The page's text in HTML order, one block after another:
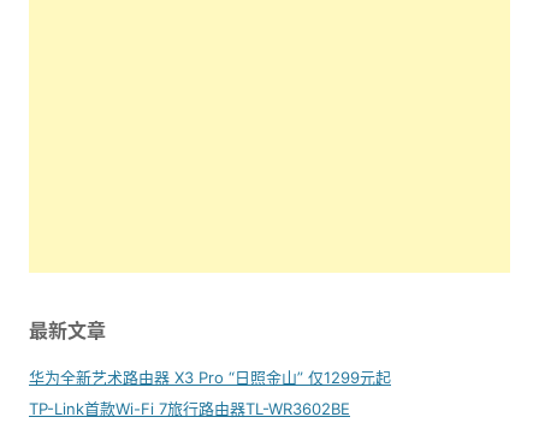
最新文章
华为全新艺术路由器 X3 Pro “日照金山” 仅1299元起
TP-Link首款Wi-Fi 7旅行路由器TL-WR3602BE